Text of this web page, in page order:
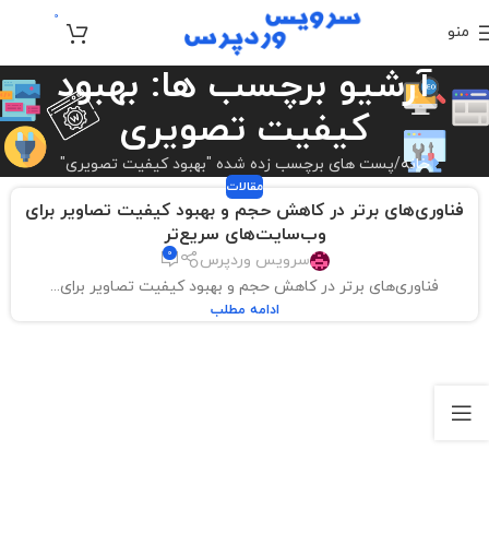
منو
0
آرشیو برچسب ها: بهبود
کیفیت تصویری
خانه پست های برچسب زده شده "بهبود کیفیت تصویری"
مقالات
فناوری‌های برتر در کاهش حجم و بهبود کیفیت تصاویر برای
وب‌سایت‌های سریع‌تر
سرویس وردپرس 0
فناوری‌های برتر در کاهش حجم و بهبود کیفیت تصاویر برای...
ادامه مطلب